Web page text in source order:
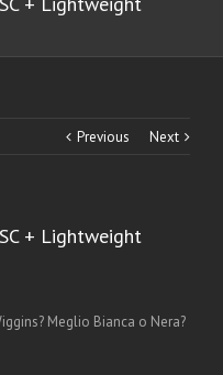
Previous Next
+ Lightweight
Meglio Bianca o Nera?